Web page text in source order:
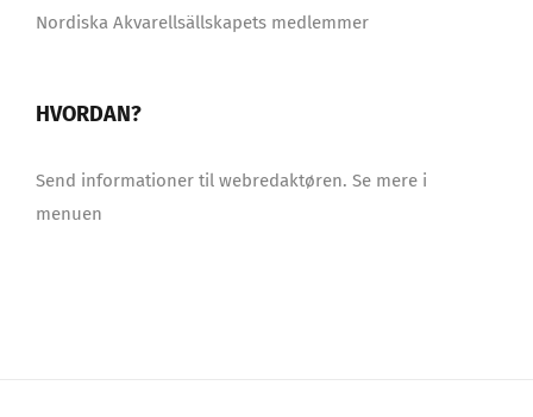
Nordiska Akvarellsällskapets medlemmer
HVORDAN?
Send informationer til webredaktøren. Se mere i
menuen